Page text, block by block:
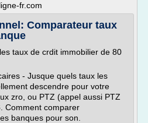
fr.com
Comparateur taux
taux de crdit immobilier de 80
- Jusque quels taux les
descendre pour votre
zro, ou PTZ (appel aussi PTZ
Comment comparer
banques pour son.